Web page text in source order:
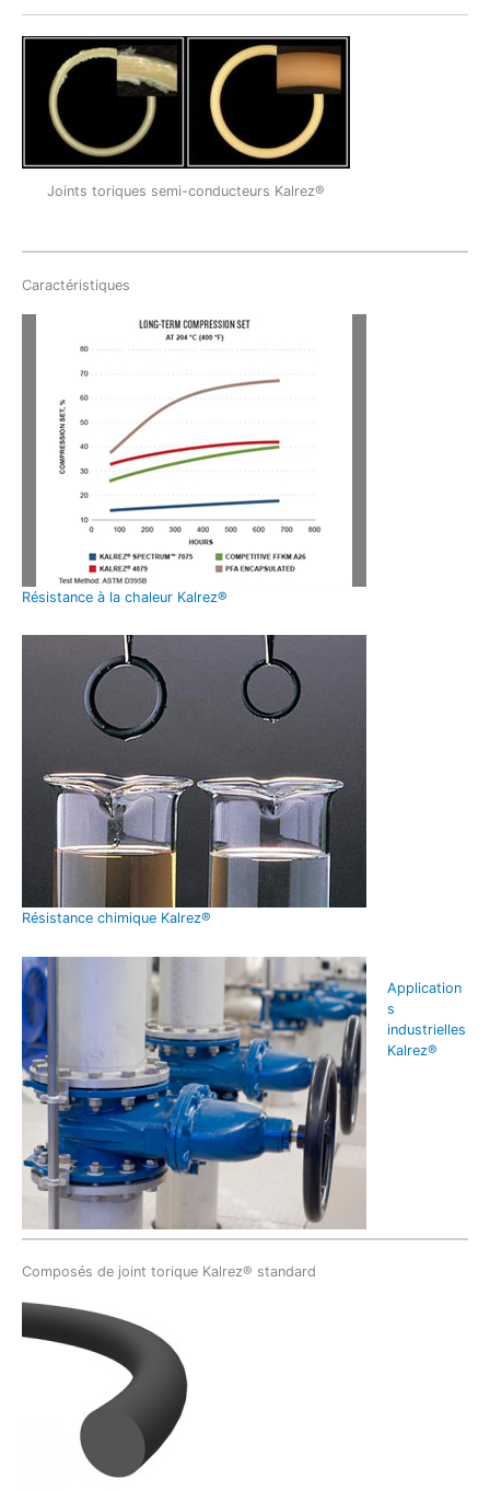
Joints toriques semi-conducteurs Kalrez®
Caractéristiques
Résistance à la chaleur Kalrez®
Résistance chimique Kalrez®
Application
s
industrielles
Kalrez®
Composés de joint torique Kalrez® standard